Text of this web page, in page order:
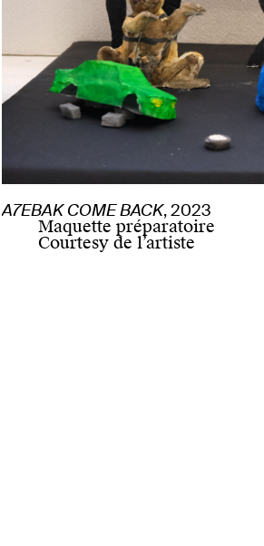
A7EBAK COME BACK, 2023
Maquette préparatoire
Courtesy de l’artiste